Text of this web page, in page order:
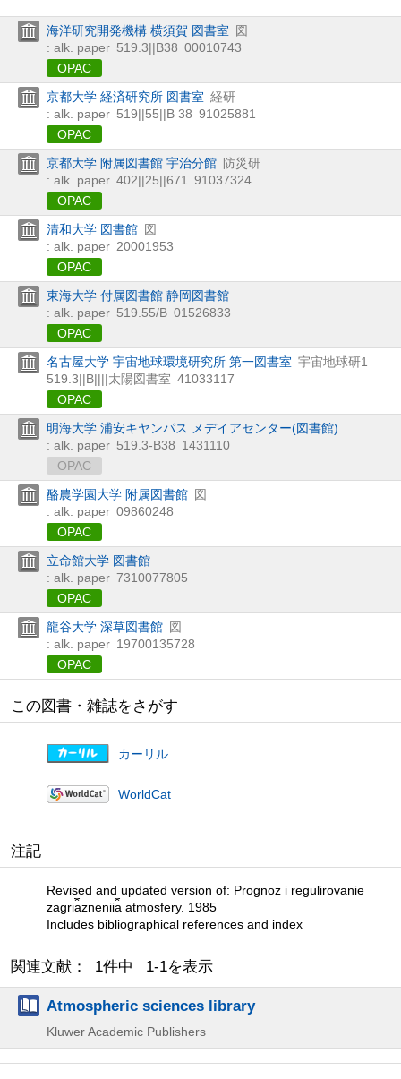
海洋研究開発機構 横須賀 図書室
図
: alk. paper 519.3||B38 00010743
OPAC
京都大学 経済研究所 図書室 経研
: alk. paper 519||55||B 38 91025881
OPAC
京都大学 附属図書館 宇治分館 防災研
: alk. paper 402||25||671
91037324
OPAC
清和大学 図書館 図
: alk. paper 20001953
OPAC
東海大学 付属図書館 静岡図書館
: alk. paper 519.55/B 01526833
OPAC
名古屋大学 宇宙地球環境研究所 第一図書室 宇宙地球研1
519.3||B||||太陽図書室 41033117
OPAC
明海大学 浦安キヤンパス メデイアセンター(図書館)
: alk. paper 519.3-B38 1431110
OPAC
酪農学園大学 附属図書館 図
: alk. paper 09860248
OPAC
立命館大学 図書館
: alk. paper 7310077805
OPAC
龍谷大学 深草図書館 図
: alk. paper 19700135728
OPAC
この図書・雑誌をさがす
カーリル
WorldCat
注記
Revised and updated version of: Prognoz i regulirovanie
zagri︠a︡znenii︠a︡ atmosfery. 1985
Includes bibliographical references and index
関連文献： 1件中 1-1を表示
Atmospheric sciences library
Kluwer Academic Publishers